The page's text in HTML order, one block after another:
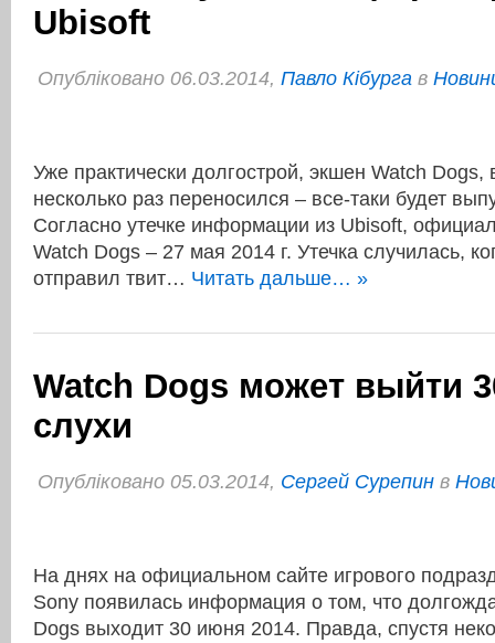
Ubisoft
Опубліковано 06.03.2014, Павло Кібурга в
Уже практически долгострой, экшен Watch Dogs,
несколько раз переносился – все-таки будет
Согласно утечке информации из Ubisoft,
Watch Dogs – 27 мая 2014 г. Утечка случилась,
отправил твит… Читать дальше… »
Watch Dogs может выйти
слухи
Опубліковано 05.03.2014, Сергей Сурепин в
На днях на официальном сайте игрового
Sony появилась информация о том, что
Dogs выходит 30 июня 2014. Правда, спустя